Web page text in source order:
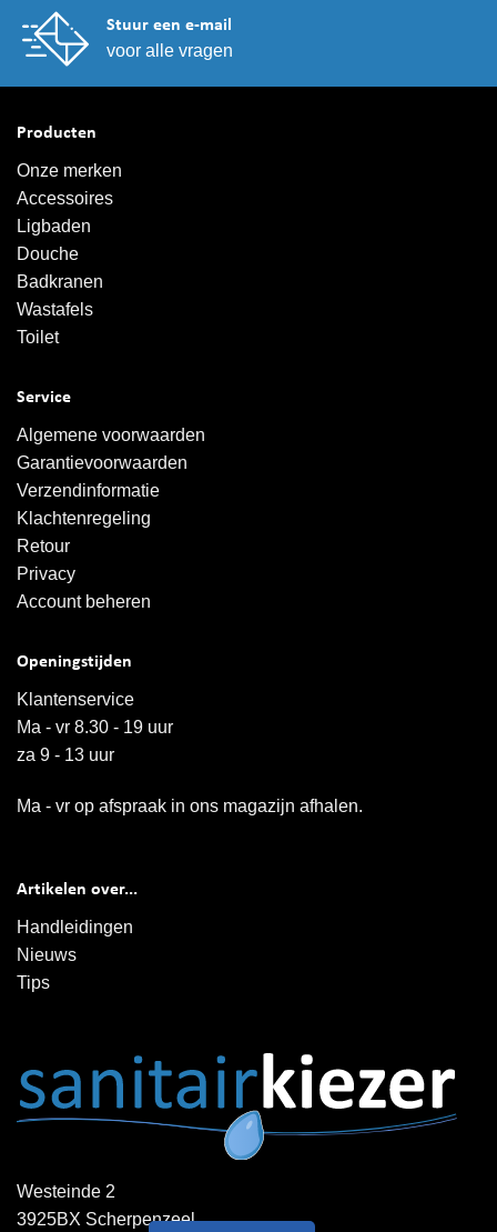
Stuur een e-mail
voor alle vragen
Producten
Onze merken
Accessoires
Ligbaden
Douche
Badkranen
Wastafels
Toilet
Service
Algemene voorwaarden
Garantievoorwaarden
Verzendinformatie
Klachtenregeling
Retour
Privacy
Account beheren
Openingstijden
Klantenservice
Ma - vr 8.30 - 19 uur
za 9 - 13 uur
Ma - vr op afspraak in ons magazijn afhalen.
Artikelen over...
Handleidingen
Nieuws
Tips
Westeinde 2
3925BX Scherpenzeel